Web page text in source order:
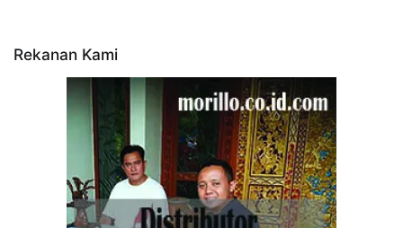
Rekanan Kami